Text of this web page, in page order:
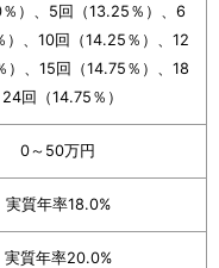
）、5回（13.25％）、6
）、10回（14.25％）、12
）、15回（14.75％）、18
回（14.75％）
0～50万円
実質年率18.0%
実質年率20.0%